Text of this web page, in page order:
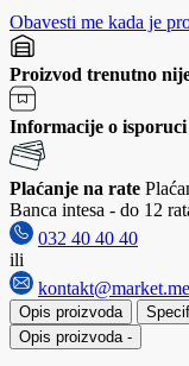
Obavesti me kada je
Proizvod trenutno
Informacije o
Plaćanje na rate
Banca intesa - do 12
032 40 40 40
ili
Opis proizvoda
Opis proizvoda -